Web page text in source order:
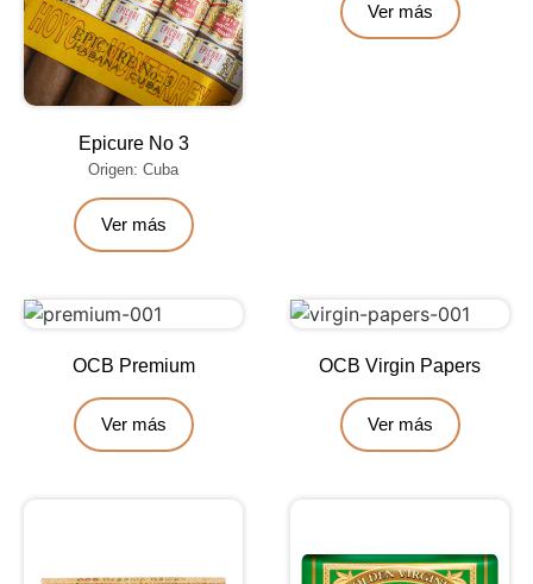
Epicure No 3
Origen: Cuba
Ver más
Ver más
OCB Premium
Ver más
OCB Virgin Papers
Ver más